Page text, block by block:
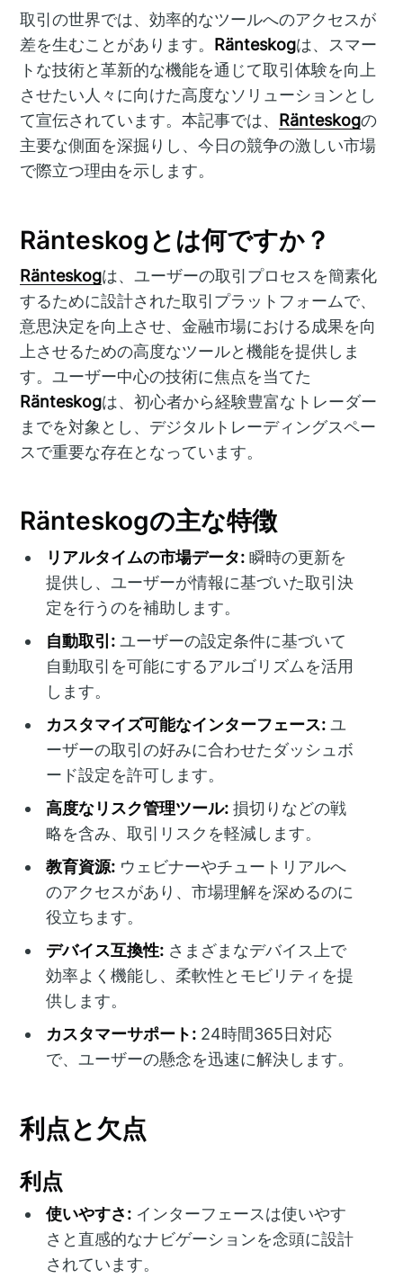
取引の世界では、効率的なツールへのアクセスが
差を生むことがあります。 Ränteskogは、スマー
トな技術と革新的な機能を通じて取引体験を向上
させたい人々に向けた高度なソリューションとし
て宣伝されています。本記事では、 Ränteskogの
主要な側面を深掘りし、今日の競争の激しい市場
で際立つ理由を示します。
Ränteskogとは何ですか？
Ränteskogは、ユーザーの取引プロセスを簡素化
するために設計された取引プラットフォームで、
意思決定を向上させ、金融市場における成果を向
上させるための高度なツールと機能を提供しま
す。ユーザー中心の技術に焦点を当てた
Ränteskogは、初心者から経験豊富なトレーダー
までを対象とし、デジタルトレーディングスペー
スで重要な存在となっています。
Ränteskogの主な特徴
リアルタイムの市場データ: 瞬時の更新を
提供し、ユーザーが情報に基づいた取引決
定を行うのを補助します。
自動取引: ユーザーの設定条件に基づいて
自動取引を可能にするアルゴリズムを活用
します。
カスタマイズ可能なインターフェース: ユ
ーザーの取引の好みに合わせたダッシュボ
ード設定を許可します。
高度なリスク管理ツール: 損切りなどの戦
略を含み、取引リスクを軽減します。
教育資源: ウェビナーやチュートリアルへ
のアクセスがあり、市場理解を深めるのに
役立ちます。
デバイス互換性: さまざまなデバイス上で
効率よく機能し、柔軟性とモビリティを提
供します。
カスタマーサポート: 24時間365日対応
で、ユーザーの懸念を迅速に解決します。
利点と欠点
利点
使いやすさ: インターフェースは使いやす
さと直感的なナビゲーションを念頭に設計
されています。